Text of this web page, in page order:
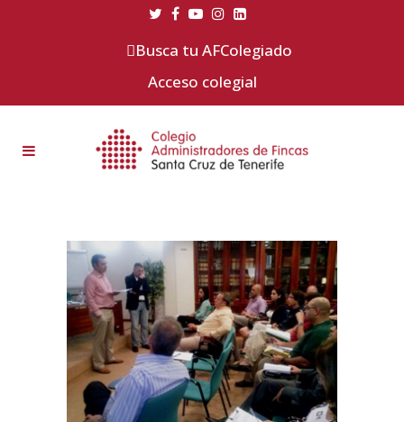
Busca tu AFColegiado
Acceso colegial